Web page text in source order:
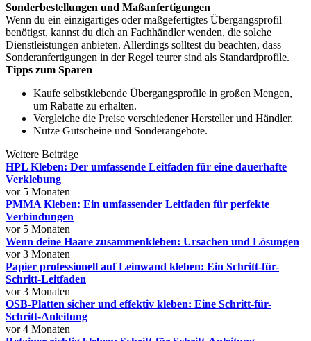
Sonderbestellungen und Maßanfertigungen
Wenn du ein einzigartiges oder maßgefertigtes Übergangsprofil
benötigst, kannst du dich an Fachhändler wenden, die solche
Dienstleistungen anbieten. Allerdings solltest du beachten, dass
Sonderanfertigungen in der Regel teurer sind als Standardprofile.
Tipps zum Sparen
Kaufe selbstklebende Übergangsprofile in großen Mengen,
um Rabatte zu erhalten.
Vergleiche die Preise verschiedener Hersteller und Händler.
Nutze Gutscheine und Sonderangebote.
Weitere Beiträge
HPL Kleben: Der umfassende Leitfaden für eine dauerhafte
Verklebung
vor 5 Monaten
PMMA Kleben: Ein umfassender Leitfaden für perfekte
Verbindungen
vor 5 Monaten
Wenn deine Haare zusammenkleben: Ursachen und Lösungen
vor 3 Monaten
Papier professionell auf Leinwand kleben: Ein Schritt-für-
Schritt-Leitfaden
vor 3 Monaten
OSB-Platten sicher und effektiv kleben: Eine Schritt-für-
Schritt-Anleitung
vor 4 Monaten